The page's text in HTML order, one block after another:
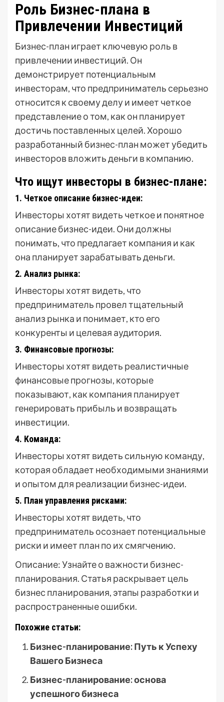
Роль Бизнес-плана в
Привлечении Инвестиций
Бизнес-план играет ключевую роль в
привлечении инвестиций. Он
демонстрирует потенциальным
инвесторам, что предприниматель серьезно
относится к своему делу и имеет четкое
представление о том, как он планирует
достичь поставленных целей. Хорошо
разработанный бизнес-план может убедить
инвесторов вложить деньги в компанию.
Что ищут инвесторы в бизнес-плане:
1. Четкое описание бизнес-идеи:
Инвесторы хотят видеть четкое и понятное
описание бизнес-идеи. Они должны
понимать, что предлагает компания и как
она планирует зарабатывать деньги.
2. Анализ рынка:
Инвесторы хотят видеть, что
предприниматель провел тщательный
анализ рынка и понимает, кто его
конкуренты и целевая аудитория.
3. Финансовые прогнозы:
Инвесторы хотят видеть реалистичные
финансовые прогнозы, которые
показывают, как компания планирует
генерировать прибыль и возвращать
инвестиции.
4. Команда:
Инвесторы хотят видеть сильную команду,
которая обладает необходимыми знаниями
и опытом для реализации бизнес-идеи.
5. План управления рисками:
Инвесторы хотят видеть, что
предприниматель осознает потенциальные
риски и имеет план по их смягчению.
Описание: Узнайте о важности бизнес-
планирования. Статья раскрывает цель
бизнес планирования, этапы разработки и
распространенные ошибки.
Похожие статьи:
Бизнес-планирование: Путь к Успеху
Вашего Бизнеса
Бизнес-планирование: основа
успешного бизнеса